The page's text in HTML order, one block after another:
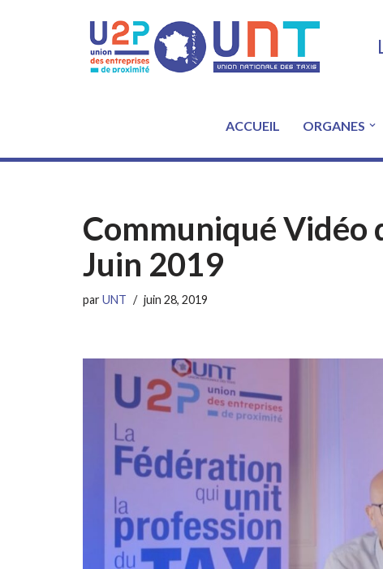
ACCUEIL ORGANES
Communiqué Vidéo
Juin 2019
parUNT juin 28, 2019